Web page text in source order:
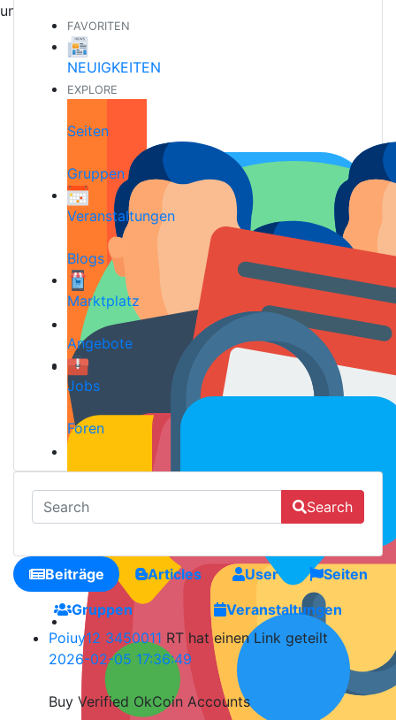
und neue Freundschaften
FAVORITEN
NEUIGKEITEN
EXPLORE
Seiten
Gruppen
Veranstaltungen
Blogs
Marktplatz
Angebote
Jobs
Foren
Search
Beiträge Articles User
Seiten
Gruppen
Veranstaltungen
Poiuy12 3450011 RT hat einen Link geteilt
2026-02-05 17:36:49
Buy Verified OkCoin Accounts